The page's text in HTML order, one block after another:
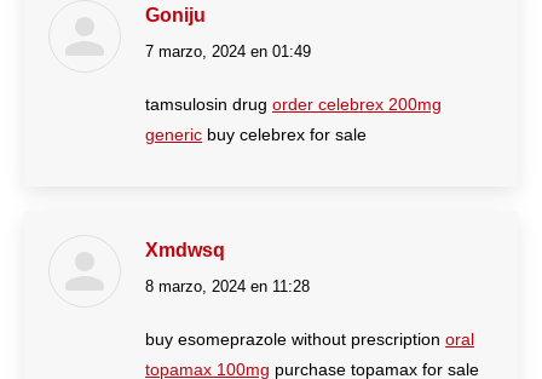
Goniju
dice:
7 marzo, 2024 en 01:49
tamsulosin drug order celebrex 200mg
generic buy celebrex for sale
Xmdwsq
dice:
8 marzo, 2024 en 11:28
buy esomeprazole without prescription oral
topamax 100mg purchase topamax for sale